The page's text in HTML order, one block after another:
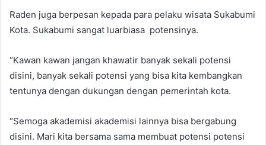
Raden juga berpesan kepada para pelaku wisata Sukabumi
Kota. Sukabumi sangat luarbiasa potensinya.
“Kawan kawan jangan khawatir banyak sekali potensi
disini, banyak sekali potensi yang bisa kita kembangkan
tentunya dengan dukungan dengan pemerintah kota.
“Semoga akademisi akademisi lainnya bisa bergabung
disini. Mari kita bersama sama membuat potensi potensi